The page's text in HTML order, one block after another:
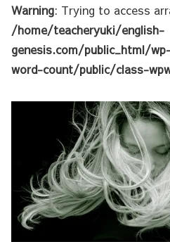
Warning: Trying to access
/home/teacheryuki/english-
genesis.com/public_html/
word-count/public/class-